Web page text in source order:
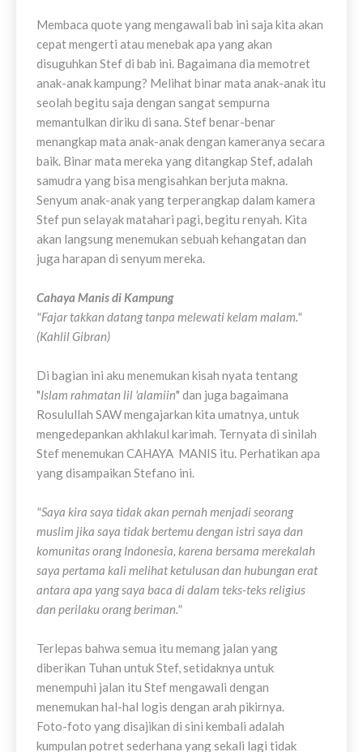
Membaca quote yang mengawali bab ini saja kita akan
cepat mengerti atau menebak apa yang akan
disuguhkan Stef di bab ini. Bagaimana dia memotret
anak-anak kampung? Melihat binar mata anak-anak itu
seolah begitu saja dengan sangat sempurna
memantulkan diriku di sana. Stef benar-benar
menangkap mata anak-anak dengan kameranya secara
baik. Binar mata mereka yang ditangkap Stef, adalah
samudra yang bisa mengisahkan berjuta makna.
Senyum anak-anak yang terperangkap dalam kamera
Stef pun selayak matahari pagi, begitu renyah. Kita
akan langsung menemukan sebuah kehangatan dan
juga harapan di senyum mereka.
Cahaya Manis di Kampung
"Fajar takkan datang tanpa melewati kelam malam."
(Kahlil Gibran)
Di bagian ini aku menemukan kisah nyata tentang
"Islam rahmatan lil 'alamiin" dan juga bagaimana
Rosulullah SAW mengajarkan kita umatnya, untuk
mengedepankan akhlakul karimah. Ternyata di sinilah
Stef menemukan CAHAYA MANIS itu. Perhatikan apa
yang disampaikan Stefano ini.
"Saya kira saya tidak akan pernah menjadi seorang
muslim jika saya tidak bertemu dengan istri saya dan
komunitas orang Indonesia, karena bersama merekalah
saya pertama kali melihat ketulusan dan hubungan erat
antara apa yang saya baca di dalam teks-teks religius
dan perilaku orang beriman."
Terlepas bahwa semua itu memang jalan yang
diberikan Tuhan untuk Stef, setidaknya untuk
menempuhi jalan itu Stef mengawali dengan
menemukan hal-hal logis dengan arah pikirnya.
Foto-foto yang disajikan di sini kembali adalah
kumpulan potret sederhana yang sekali lagi tidak